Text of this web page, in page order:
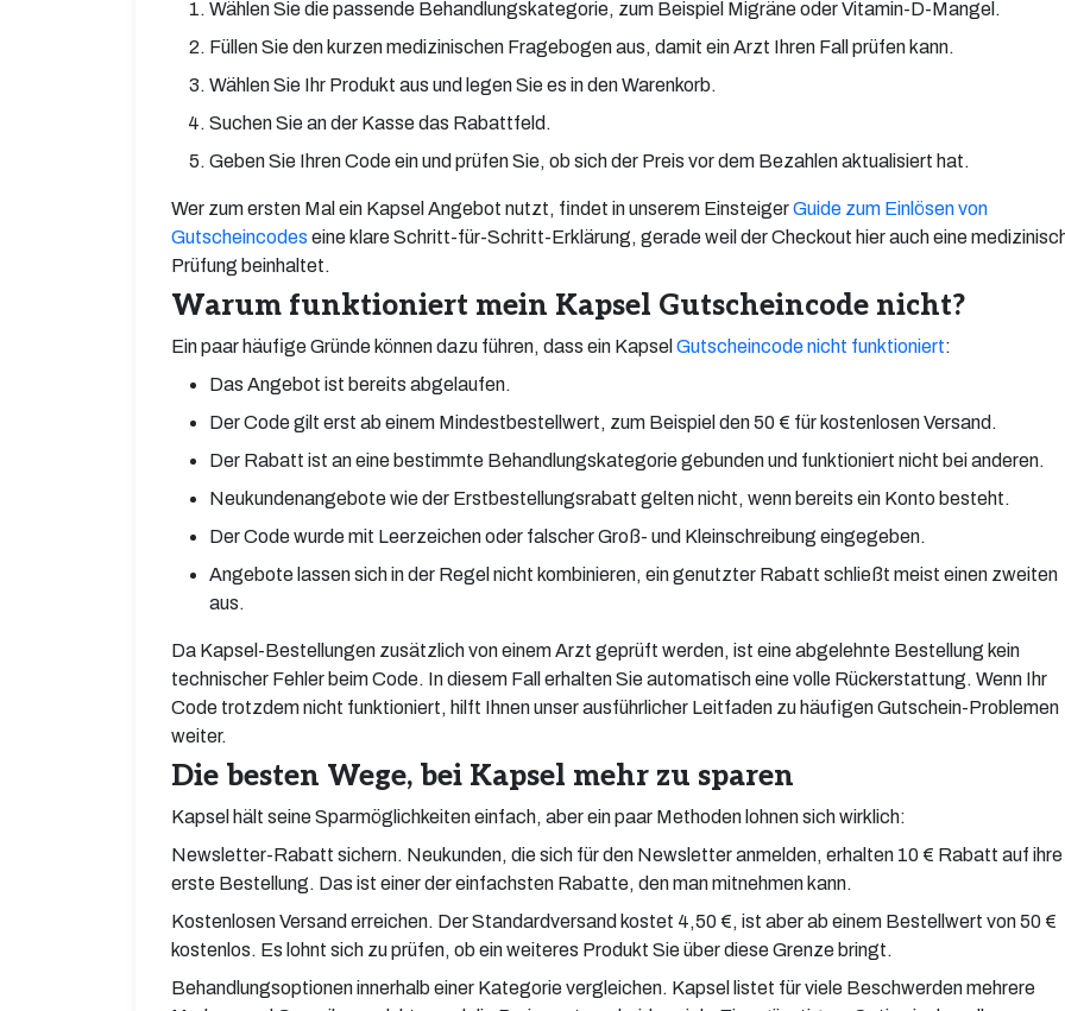
Wählen Sie die passende Behandlungskategorie, zum Beispiel Migräne oder Vitamin-D-Mangel.
Füllen Sie den kurzen medizinischen Fragebogen aus, damit ein Arzt Ihren Fall prüfen kann.
Wählen Sie Ihr Produkt aus und legen Sie es in den Warenkorb.
Suchen Sie an der Kasse das Rabattfeld.
Geben Sie Ihren Code ein und prüfen Sie, ob sich der Preis vor dem Bezahlen aktualisiert hat.
Wer zum ersten Mal ein Kapsel Angebot nutzt, findet in unserem EinsteigerGuide zum Einlösen von
Gutscheincodes eine klare Schritt-für-Schritt-Erklärung, gerade weil der Checkout hier auch eine
Prüfung beinhaltet.
Warum funktioniert mein Kapsel Gutscheincode nicht?
Ein paar häufige Gründe können dazu führen, dass ein Kapsel Gutscheincode nicht funktioniert:
Das Angebot ist bereits abgelaufen.
Der Code gilt erst ab einem Mindestbestellwert, zum Beispiel den 50 € für kostenlosen Versand.
Der Rabatt ist an eine bestimmte Behandlungskategorie gebunden und funktioniert nicht bei anderen.
Neukundenangebote wie der Erstbestellungsrabatt gelten nicht, wenn bereits ein Konto besteht.
Der Code wurde mit Leerzeichen oder falscher Groß- und Kleinschreibung eingegeben.
Angebote lassen sich in der Regel nicht kombinieren, ein genutzter Rabatt schließt meist einen zweiten
aus.
Da Kapsel-Bestellungen zusätzlich von einem Arzt geprüft werden, ist eine abgelehnte Bestellung kein
technischer Fehler beim Code. In diesem Fall erhalten Sie automatisch eine volle Rückerstattung. Wenn Ihr
Code trotzdem nicht funktioniert, hilft Ihnen unser ausführlicher Leitfaden zu häufigen Gutschein-Problemen
weiter.
Die besten Wege, bei Kapsel mehr zu sparen
Kapsel hält seine Sparmöglichkeiten einfach, aber ein paar Methoden lohnen sich wirklich:
Newsletter-Rabatt sichern. Neukunden, die sich für den Newsletter anmelden, erhalten 10 € Rabatt auf ihre
erste Bestellung. Das ist einer der einfachsten Rabatte, den man mitnehmen kann.
Kostenlosen Versand erreichen. Der Standardversand kostet 4,50 €, ist aber ab einem Bestellwert von 50 €
kostenlos. Es lohnt sich zu prüfen, ob ein weiteres Produkt Sie über diese Grenze bringt.
Behandlungsoptionen innerhalb einer Kategorie vergleichen. Kapsel listet für viele Beschwerden mehrere